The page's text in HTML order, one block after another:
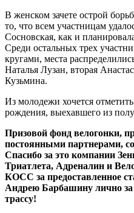
В женском зачете острой
то, что всем участницам
Сосновская, как и
Среди остальных трех
кругами, места
Наталья Лузан, вторая
Кузьмина.
Из молодежи хочется
рождения, выехавшего из
Призовой фонд велогонки,
постоянными партнерами,
Спасибо за это компании
Триатлета, Адреналин и
КОСС за предоставленное
Андрею Барбашину лично
трассу!